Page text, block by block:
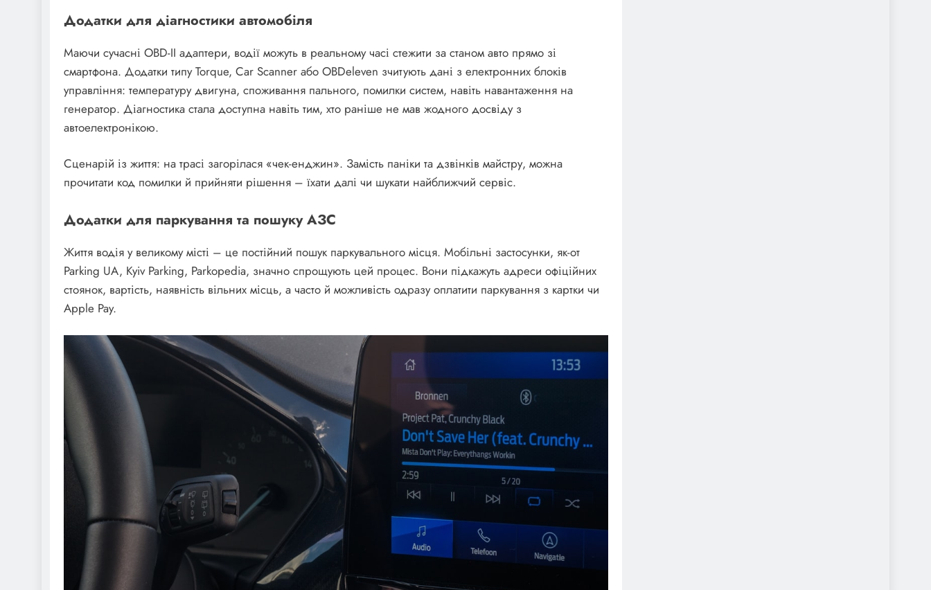
Додатки для діагностики автомобіля
Маючи сучасні OBD-II адаптери, водії можуть в реальному часі стежити за станом авто прямо зі
смартфона. Додатки типу Torque, Car Scanner або OBDeleven зчитують дані з електронних блоків
управління: температуру двигуна, споживання пального, помилки систем, навіть навантаження на
генератор. Діагностика стала доступна навіть тим, хто раніше не мав жодного досвіду з
автоелектронікою.
Сценарій із життя: на трасі загорілася «чек-енджин». Замість паніки та дзвінків майстру, можна
прочитати код помилки й прийняти рішення – їхати далі чи шукати найближчий сервіс.
Додатки для паркування та пошуку АЗС
Життя водія у великому місті – це постійний пошук паркувального місця. Мобільні застосунки, як-от
Parking UA, Kyiv Parking, Parkopedia, значно спрощують цей процес. Вони підкажуть адреси офіційних
стоянок, вартість, наявність вільних місць, а часто й можливість одразу оплатити паркування з картки чи
Apple Pay.